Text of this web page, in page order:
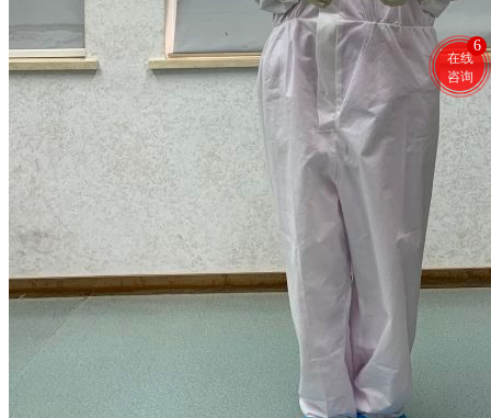
在线
咨询
6